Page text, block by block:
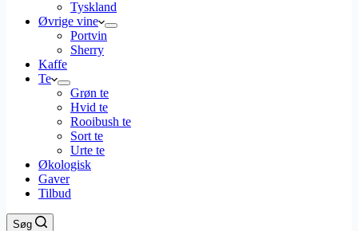
Tyskland
Øvrige vine
Portvin
Sherry
Kaffe
Te
Grøn te
Hvid te
Rooibush te
Sort te
Urte te
Økologisk
Gaver
Tilbud
Søg